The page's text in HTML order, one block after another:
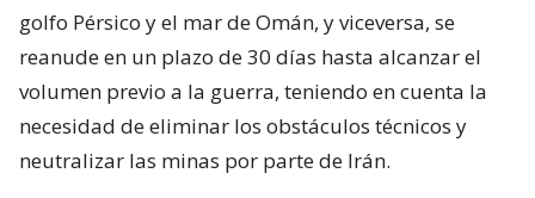
golfo Pérsico y el mar de Omán, y viceversa, se
reanude en un plazo de 30 días hasta alcanzar el
volumen previo a la guerra, teniendo en cuenta la
necesidad de eliminar los obstáculos técnicos y
neutralizar las minas por parte de Irán.